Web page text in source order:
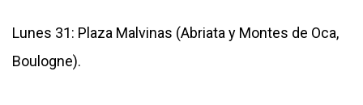
Lunes 31: Plaza Malvinas (Abriata y Montes de Oca,
Boulogne).